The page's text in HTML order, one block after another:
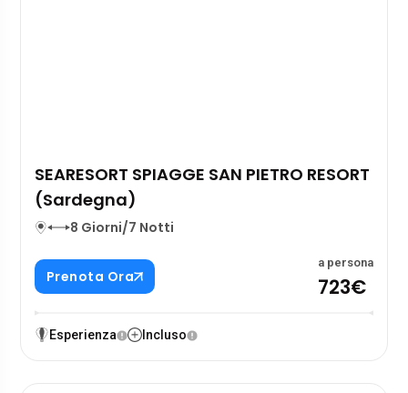
SEARESORT SPIAGGE SAN PIETRO RESORT
(Sardegna)
8 Giorni/7 Notti
Prenota Ora
a persona
723€
Esperienza Incluso